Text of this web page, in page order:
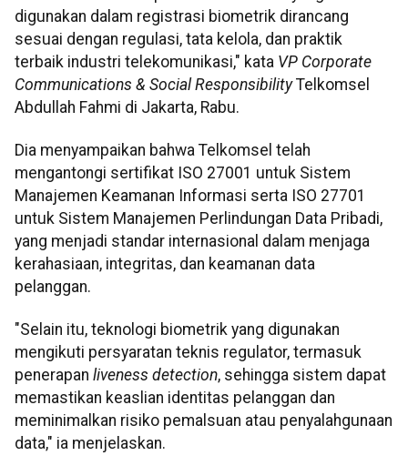
digunakan dalam registrasi biometrik dirancang
sesuai dengan regulasi, tata kelola, dan praktik
terbaik industri telekomunikasi," kata VP Corporate
Communications & Social ResponsibilityTelkomsel
Abdullah Fahmi di Jakarta, Rabu.
Dia menyampaikan bahwa Telkomsel telah
mengantongi sertifikat ISO 27001 untuk Sistem
Manajemen Keamanan Informasi serta ISO 27701
untuk Sistem Manajemen Perlindungan Data Pribadi,
yang menjadi standar internasional dalam menjaga
kerahasiaan, integritas, dan keamanan data
pelanggan.
"Selain itu, teknologi biometrik yang digunakan
mengikuti persyaratan teknis regulator, termasuk
penerapan liveness detection, sehingga sistem dapat
memastikan keaslian identitas pelanggan dan
meminimalkan risiko pemalsuan atau penyalahgunaan
data," ia menjelaskan.